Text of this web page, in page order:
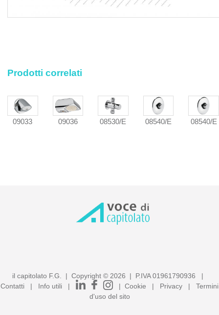
Prodotti correlati
09033 09036 08530/E 08540/E 08540/E
il capitolato F.G. | Copyright © 2026 | P.IVA 01961790936 |
Contatti | Info utili | | Cookie | Privacy | Termini
d'uso del sito